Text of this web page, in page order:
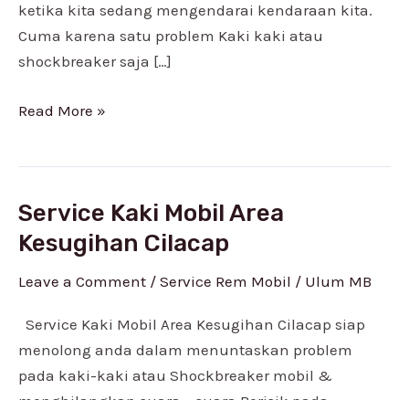
ketika kita sedang mengendarai kendaraan kita.
Cuma karena satu problem Kaki kaki atau
shockbreaker saja […]
Read More »
Service Kaki Mobil Area
Kesugihan Cilacap
Leave a Comment / Service Rem Mobil / Ulum MB
Service Kaki Mobil Area Kesugihan Cilacap siap
menolong anda dalam menuntaskan problem
pada kaki-kaki atau Shockbreaker mobil &
Service
Kaki
Area